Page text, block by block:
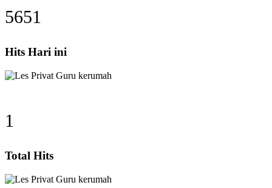
5651
Hits Hari ini
1
Total Hits